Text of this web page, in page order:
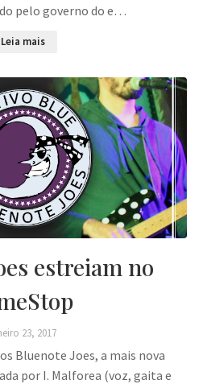
pelo governo do e…
Leia mais
estreiam no
23, 2017
Bluenote Joes, a mais nova
por I. Malforea (voz, gaita e